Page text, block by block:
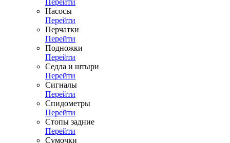
Перейти
Насосы
Перейти
Перчатки
Перейти
Подножки
Перейти
Седла и штыри
Перейти
Сигналы
Перейти
Спидометры
Перейти
Стопы задние
Перейти
Сумочки